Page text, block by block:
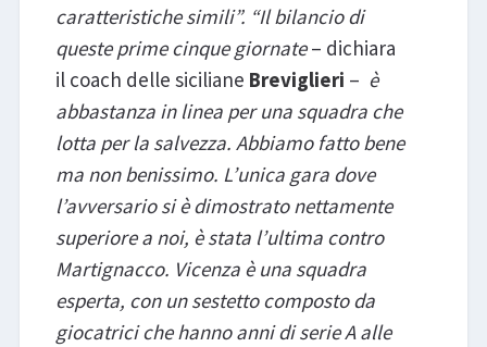
caratteristiche simili”. “Il bilancio di
queste prime cinque giornate– dichiara
il coach delle siciliane Breviglieri – è
abbastanza in linea per una squadra che
lotta per la salvezza. Abbiamo fatto bene
ma non benissimo. L’unica gara dove
l’avversario si è dimostrato nettamente
superiore a noi, è stata l’ultima contro
Martignacco. Vicenza è una squadra
esperta, con un sestetto composto da
giocatrici che hanno anni di serie A alle